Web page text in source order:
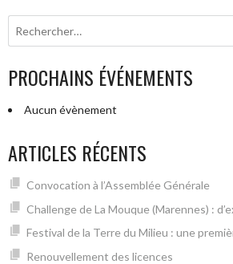
PROCHAINS ÉVÉNEMENTS
Aucun évènement
ARTICLES RÉCENTS
Convocation à l’Assemblée Générale
Challenge de La Mouque (Marennes) :
Festival de la Terre du Milieu : une
Renouvellement des licences